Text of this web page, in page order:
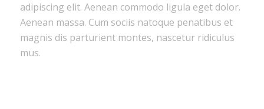
adipiscing elit. Aenean commodo ligula eget dolor.
Aenean massa. Cum sociis natoque penatibus et
magnis dis parturient montes, nascetur ridiculus
mus.